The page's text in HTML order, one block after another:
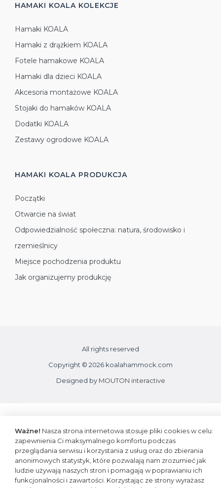
HAMAKI KOALA KOLEKCJE
Hamaki KOALA
Hamaki z drążkiem KOALA
Fotele hamakowe KOALA
Hamaki dla dzieci KOALA
Akcesoria montażowe KOALA
Stojaki do hamaków KOALA
Dodatki KOALA
Zestawy ogrodowe KOALA
HAMAKI KOALA PRODUKCJA
Początki
Otwarcie na świat
Odpowiedzialność społeczna: natura, środowisko i
rzemieślnicy
Miejsce pochodzenia produktu
Jak organizujemy produkcję
All rights reserved
Copyright © 2026 koalahammock.com
Designed by MOUTON interactive
Ważne! Nasza strona internetowa stosuje pliki cookies w celu:
zapewnienia Ci maksymalnego komfortu podczas
przeglądania serwisu i korzystania z usług oraz do zbierania
anonimowych statystyk, które pozwalają nam zrozumieć jak
ludzie używają naszych stron i pomagają w poprawianiu ich
funkcjonalności i zawartości. Korzystając ze strony wyrażasz